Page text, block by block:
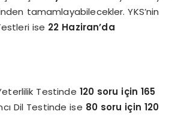
tamamlayabilecekler. YKS’nin
ise 22 Haziran’da
Testinde 120 soru için 165
Dil Testinde ise 80 soru için 120